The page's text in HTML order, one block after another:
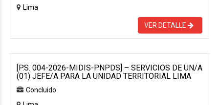
Lima
VER DETALLE
[P.S. 004-2026-MIDIS-PNPDS] – SERVICIOS DE UN/A
(01) JEFE/A PARA LA UNIDAD TERRITORIAL LIMA
Concluido